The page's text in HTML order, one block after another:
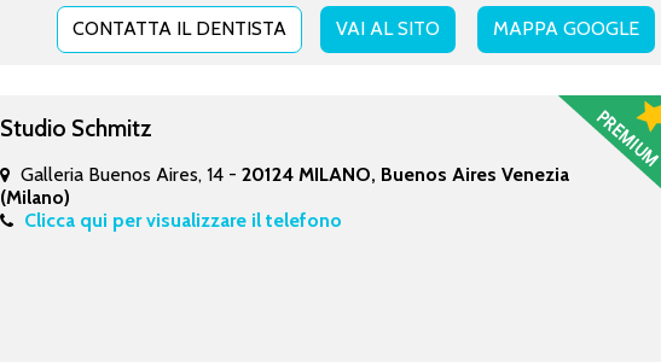
MAPPA GOOGLE
CONTATTA IL DENTISTA VAI AL SITO
Studio Schmitz
Galleria Buenos Aires, 14 -20124 MILANO, Buenos Aires Venezia
(Milano)
Clicca qui per visualizzare il telefono